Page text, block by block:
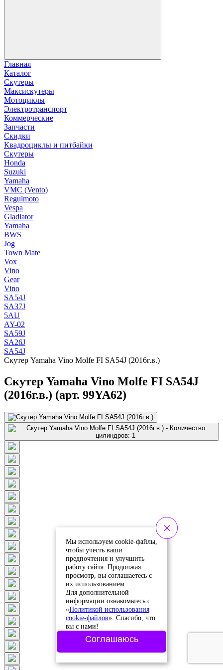
Главная
Каталог
Скутеры
Максискутеры
Мотоциклы
Электротранспорт
Коммерческие
Запчасти
Скидки
Квадроциклы и питбайки
Скутеры
Honda
Suzuki
Yamaha
VMC (Vento)
Regulmoto
Vespa
Gladiator
Yamaha
BWS
Jog
Town Mate
Vox
Vino
Gear
Vino
SA54J
SA37J
5AU
AY-02
SA59J
SA26J
SA54J
Скутер Yamaha Vino Molfe FI SA54J (2016г.в.)
Скутер Yamaha Vino Molfe FI SA54J
(2016г.в.) (арт. 99YA62)
Мы используем cookie-файлы,
чтобы учесть ваши
предпочтения и улучшить
работу сайта. Продолжая
просмотр, вы соглашаетесь с
их использованием.
Для дополнительной
информации ознакомьтесь с
«Политикой использования
cookie-файлов». Спасибо, что
вы с нами!
Соглашаюсь